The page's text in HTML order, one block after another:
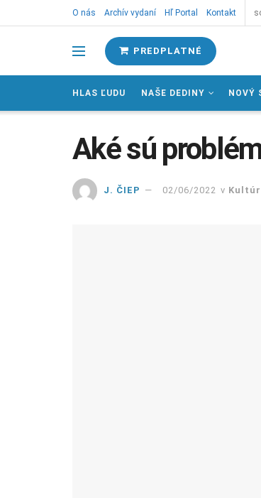
O nás Archív vydaní Hľ Portal Kontakt
PREDPLATNÉ
HLAS ĽUDU NAŠE DEDINY NOVÝ
Aké sú
J. ČIEP 02/06/2022 v